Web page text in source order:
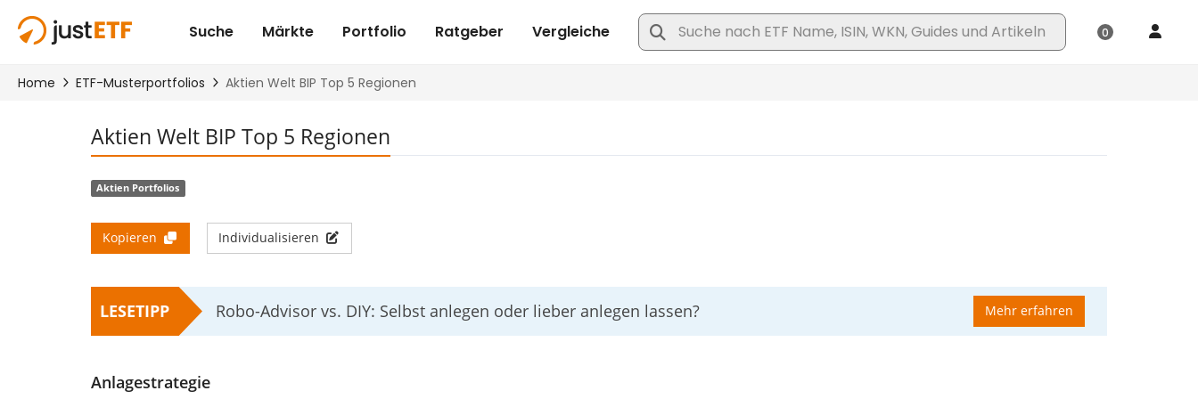
Aktien Welt BIP Top 5 Regionen
Aktien Portfolios
Kopieren Individualisieren
LESETIPP Robo-Advisor vs. DIY: Selbst anlegen oder lieber anlegen lassen? Mehr erfahren
Anlagestrategie